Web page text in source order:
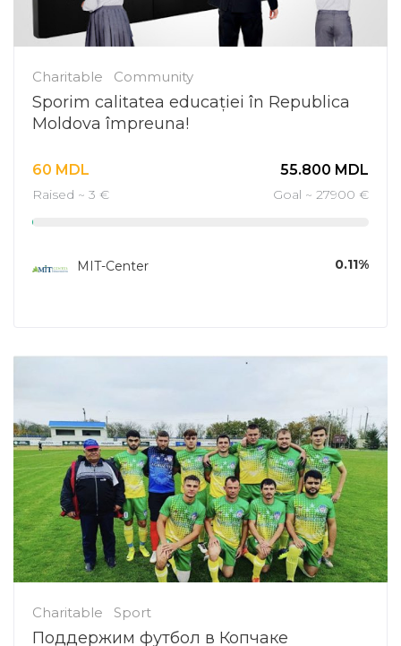
Charitable Community
Sporim calitatea educației în Republica
Moldova împreuna!
60 MDL
Raised ~ 3 €
55.800 MDL
Goal ~ 27900 €
MIT-Center 0.11%
Charitable Sport
Поддержим футбол в Копчаке